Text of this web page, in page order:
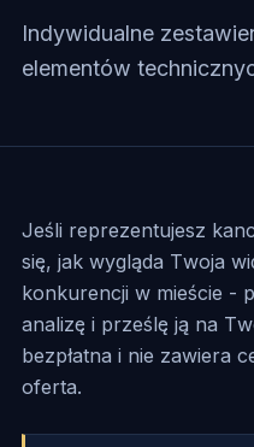
Indywidualne
elementów
Jeśli reprezentujesz
się, jak wygląda Twoja
konkurencji w mieście -
analizę i prześlę ją na
bezpłatna i nie zawiera
oferta.